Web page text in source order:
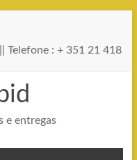
Telefone : + 351 21 418
e entregas